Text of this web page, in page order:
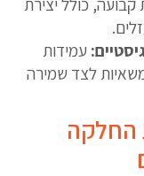
כולל יצירת
עמידות
לצד שמירה
החלקה